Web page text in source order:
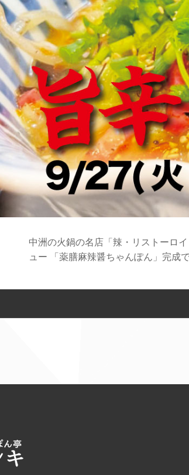
中洲の火鍋の名店「辣・リストーロ
ュー 「薬膳麻辣醤ちゃんぽん」完成